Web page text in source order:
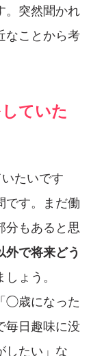
。突然聞かれ
なことから考
ていた
たいです
です。まだ働
分もあると思
外で将来どう
ょう。
◯歳になった
毎日趣味に没
したい」な